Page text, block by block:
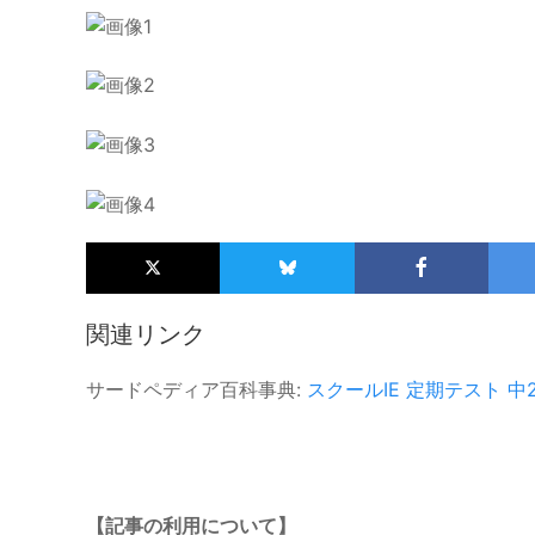
関連リンク
サードペディア百科事典: スクールIE 定期テスト 中
【記事の利用について】